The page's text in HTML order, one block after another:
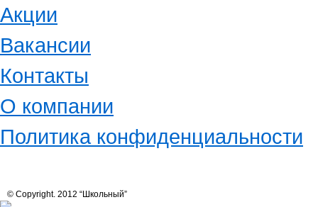
Акции
Вакансии
Контакты
О компании
Политика конфиденциальности
© Copyright. 2012 “Школьный”